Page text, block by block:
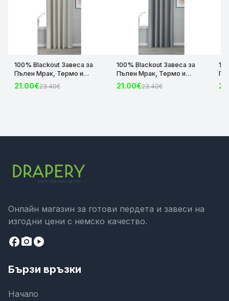
100% Blackout Завеса за
Пълен Мрак, Термо и
Шумоизолираща с коланче
цвят Крем, 175х140 и
21.00€23.40€
100% Blackout Завеса за
Пълен Мрак, Термо и
Шумоизолираща с коланче
цвят Сив, 175х140 и
21.00€23.40€
Онлайн магазин за готови пердета и завеси на
изгодни цени с немско качество.
facebookcamera_altplay_circle
Бързи връзки
Начало